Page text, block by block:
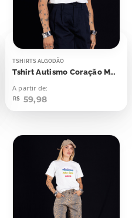
TSHIRTS ALGODÃO
Tshirt Autismo Coração Mãos
A partir de:
R$ 59,98